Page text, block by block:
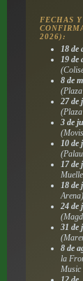
FECHAS
2026):
18 de
19 de
8 de
27 de
3 de
10 de
17 de
18 de
Arena)
24 de
31 de
8 de
la
Music